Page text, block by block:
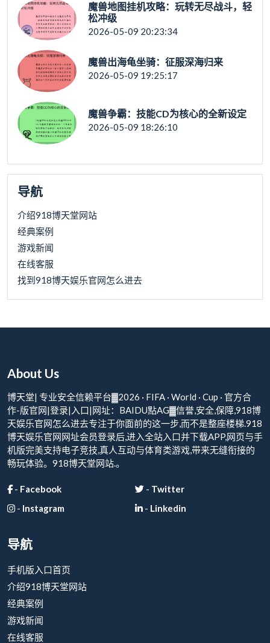
魔兽地图挂机攻略：玩转无尽战斗，轻
松冲级
2026-05-09 20:23:34
魔兽出海龟坐骑：征服深海归来
2026-05-09 19:25:17
魔兽争霸：技能CD为核心的全新设定
2026-05-09 18:26:10
导航
介绍918博天堂网站
经典案例
游戏新闻
在线客服
找到918博天娱乐官网怎么进去
About Us
博天堂| 专业安全信赖平台▓2026 · FIFA · World · Cup · 官方合
作-版官网|登录|入口|网址：BAIDU點AG▓信誉,安全,保障,918博
天娱乐官网怎么进去专注于你面前的这一步,而不是整座楼梯.918
博天娱乐官网网址会员登录后,进入全站入口并下载APP,网页与手
机版完美支持电子竞技,真人互动与体育类游戏,带来无缝衔接的
畅玩体验。918博天堂网站.。
- Facebook - Twitter
- Instagram - Linkedin
导航
手机版入口首页
介绍918博天堂网站
经典案例
游戏新闻
在线客服